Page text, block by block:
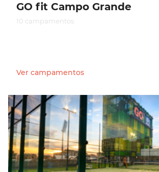
GO fit Campo Grande
10 campamentos
Ver campamentos